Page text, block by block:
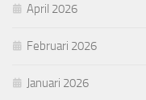
April 2026
Februari 2026
Januari 2026